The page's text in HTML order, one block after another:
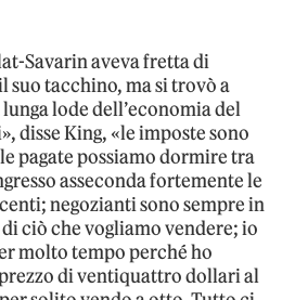
Savarin aveva fretta di
suo tacchino, ma si trovò a
lode dell’economia del
disse King, «le imposte sono
pagate possiamo dormire tra
asseconda fortemente le
negozianti sono sempre in
ciò che vogliamo vendere; io
molto tempo perché ho
di ventiquattro dollari al